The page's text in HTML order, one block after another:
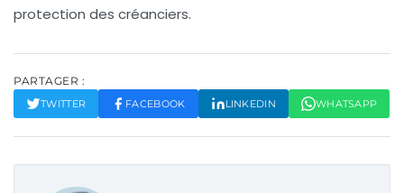
protection des créanciers.
PARTAGER :
TWITTER FACEBOOK LINKEDIN WHATSAPP